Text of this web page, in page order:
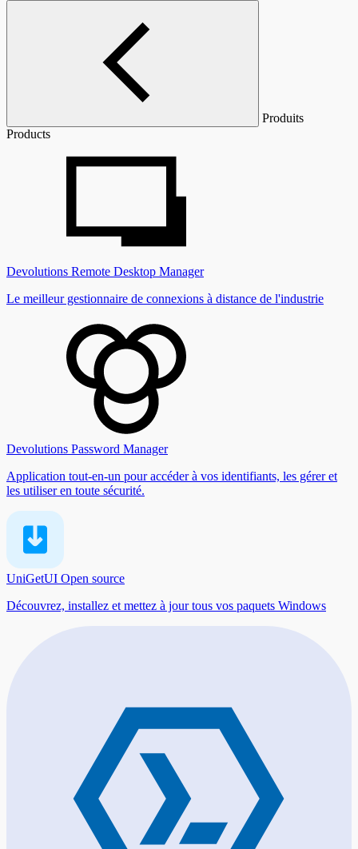
Produits
Products
Devolutions Remote Desktop Manager
Le meilleur gestionnaire de connexions à distance de l'industrie
Devolutions Password Manager
Application tout-en-un pour accéder à vos identifiants, les gérer et
les utiliser en toute sécurité.
UniGetUI Open source
Découvrez, installez et mettez à jour tous vos paquets Windows